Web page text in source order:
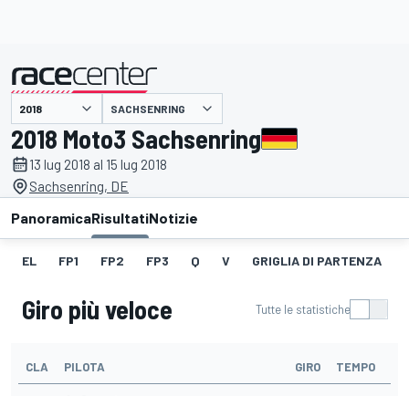
presentato da SACHSENRING
2018 Moto3 Sachsenring
13 lug 2018 al 15 lug 2018
Sachsenring, DE
PanoramicaRisultatiNotizie
EL FP1 FP2 FP3 Q V GRIGLIA DI PARTENZA
Giro più veloce Tutte le statistiche
CLA PILOTA GIRO TEMPO